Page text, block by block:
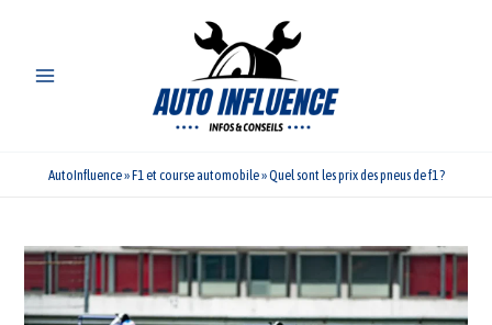
AutoInfluence»F1 et course automobile»Quel sont les prix des pneus de f1 ?